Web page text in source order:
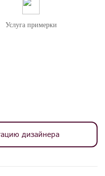
Услуга примерки
дизайнера